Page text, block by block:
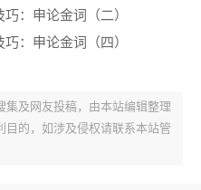
：申论金词（二）
：申论金词（四）
集及网友投稿，由本站编辑整理
目的，如涉及侵权请联系本站管